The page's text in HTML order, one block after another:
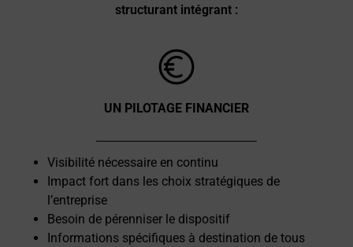
structurant intégrant :
UN PILOTAGE FINANCIER
Visibilité nécessaire en continu
Impact fort dans les choix stratégiques de
l’entreprise
Besoin de pérenniser le dispositif
Informations spécifiques à destination de tous